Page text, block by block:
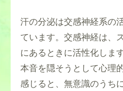
汗の分泌は交感神経系の
ています。交感神経は、
にあるときに活性化しま
本音を隠そうとして心理
感じると、無意識のうち